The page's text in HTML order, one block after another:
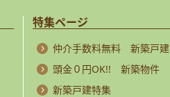
特集ページ
仲介手数料無料 新築戸建
頭金０円OK!! 新築物件
新築戸建特集